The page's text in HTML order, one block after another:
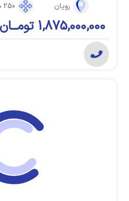
رویان 250 متر
1,875,000,000 تومــان